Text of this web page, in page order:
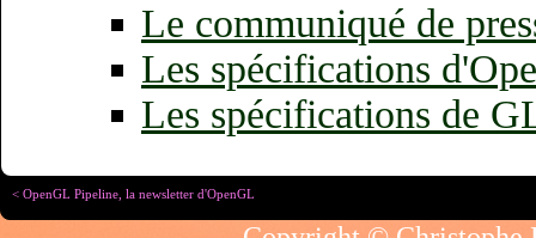
Le communiqué de
Les spécifications
Les spécifications de
< OpenGL Pipeline, la newsletter d'OpenGL